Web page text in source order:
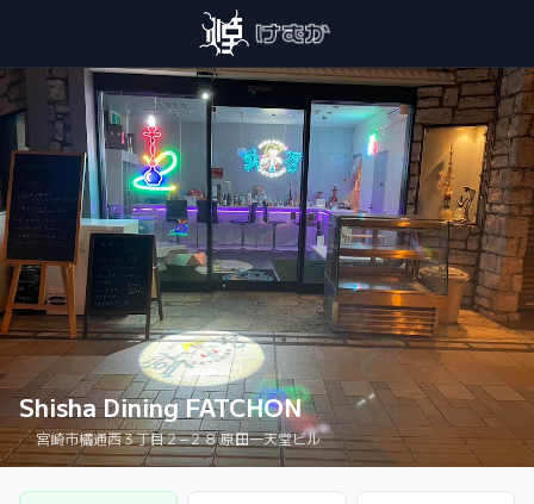
Shisha Dining FATCHON
宮崎市橘通西３丁目２−２８ 原田一天堂ビル